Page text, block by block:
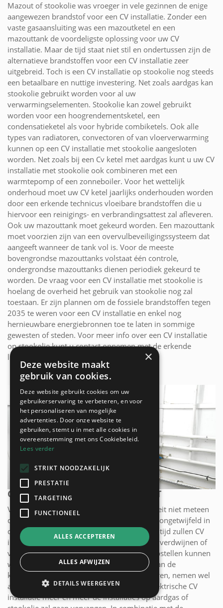
Mazout of stookolie was vroeger in vele gezinnen de enige
aangewezen brandstof voor een CV installatie. Zonder een
vaste gasaansluiting was een mazoutketel en een
mazouttank de voordeligste oplossing voor uw CV
installatie. Maar de tijd staat niet stil en ondertussen zijn de
alternatieve brandstoffen voor een CV installatie zeer
uitgebreid. Toch is een CV installatie op stookolie nog steeds
een betaalbare en nuttige investering. Net zoals aardgas kan
stookolie gebruikt worden voor al uw
verwarmingselementen. Stookolie kan zowel gebruikt
worden voor een hoogrendementsketel, een
condensatieketel als voor hybride combiketels. Ook alle
types van radiatoren, convectoren of van vloerverwarming
kunnen op een CV installatie met stookolie aangesloten
worden. Net zoals bij een Cv ketel met aardgas kunt u uw CV
installatie met stookolie ook combineren met een
warmtepomp of een zonneboiler. Voor het wettelijk
onderhoud moet uw CV ketel jaarlijks onderhouden worden
door een erkende technicus vloeibare brandstoffen die u
hiervoor een reinigings- en verbrandingsattest zal afleveren.
Ook uw mazouttank moet gekeurd worden. Een mazouttank
moet voorzien zijn van een overvulbeveiligingssysteem dat
aangeeft wanneer de tank vol is. Voor de meeste
bovengrondse mazouttanks volstaat één controle,
ondergrondse mazouttanks dienen periodiek gekeurd te
worden. De vraag voor een CV installatie met stookolie is
hoelang de overheid het gebruik van stookolie nog zal
toestaan. Er zijn plannen om de fossiele brandstoffen tegen
2035 te weren voor een CV installatie en enkel nog
hernieuwbare energiebronnen toe te laten in sommige
gewesten of steden. Voor meer info over een CV installatie
op stookolie kunt u contact opnemen met de erkende
loodgieters uit Kuurne!
CV INSTALLATIE MET ELEKTRICITEIT
Voorlopig lijkt een CV installatie op elektriciteit niet meteen
de beste en goedkoopste keuze maar dit zal ongetwijfeld in
de toekomst veranderen. Binnen afzienbare tijd zullen CV
installaties met fossiele brandstoffen stilaan verdwijnen of
verboden worden. Een exacte datum vooropstellen kunnen
we niet maar de plannen om, in het kader van de
klimaatregeling, fossiele brandstoffen te weren, nemen wel
al concrete vormen aan. Vandaar dat een elektrische CV
installatie meer en meer de installaties op aardgas of
×
Deze website maakt
gebruik van cookies.
Deze website gebruikt cookies om uw
gebruikerservaring te verbeteren, en voor
het personaliseren van mogelijke
advertenties. Door onze website te
gebruiken, stemt u in met alle cookies in
overeenstemming met ons Cookiebeleid.
Lees verder
STRIKT NOODZAKELIJK
PRESTATIE
TARGETING
FUNCTIONEEL
ALLES ACCEPTEREN
ALLES AFWIJZEN
DETAILS WEERGEVEN